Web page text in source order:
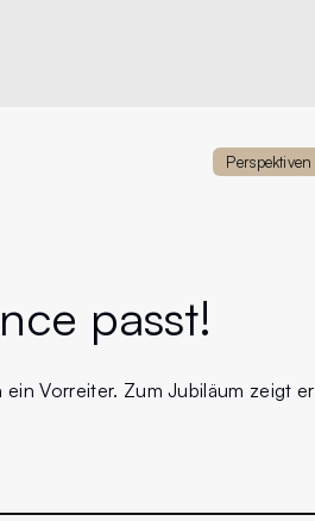
Perspektiven
passt!
Vorreiter. Zum Jubiläum zeigt er